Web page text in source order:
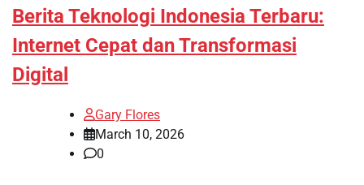
Berita Teknologi Indonesia Terbaru:
Internet Cepat dan Transformasi
Digital
Gary Flores
March 10, 2026
0